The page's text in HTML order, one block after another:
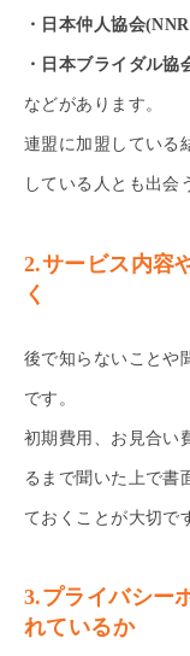
・日本仲人協会
・日本ブライダル協
などがあります。
連盟に加盟している
している人とも出会
2.サービス内容
く
後で知らないことや
です。
初期費用、お見合い
るまで聞いた上で書
ておくことが大切で
3.プライバシー
れているか